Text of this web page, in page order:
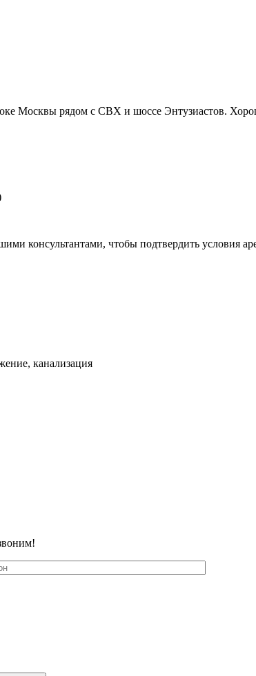
Москвы рядом с СВХ и шоссе Энтузиастов.
консультантами, чтобы подтвердить
канализация